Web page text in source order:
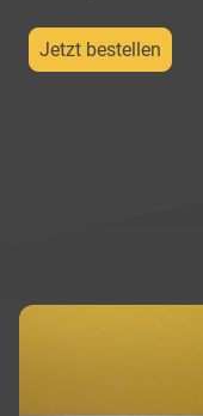
Jetzt bestellen